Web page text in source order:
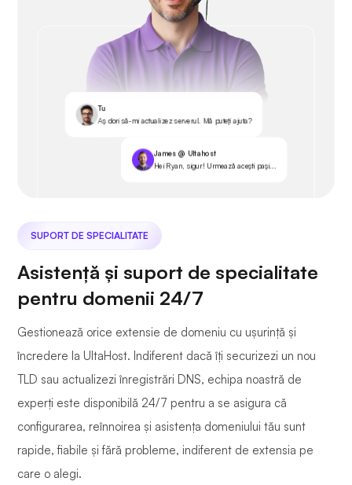
Tu
Aș dori să-mi actualizez serverul. Mă puteți ajuta?
James @ Ultahost
Hei Ryan, sigur! Urmează acești pași...
SUPORT DE SPECIALITATE
Asistență și suport de specialitate
pentru domenii 24/7
Gestionează orice extensie de domeniu cu ușurință și
încredere la UltaHost. Indiferent dacă îți securizezi un nou
TLD sau actualizezi înregistrări DNS, echipa noastră de
experți este disponibilă 24/7 pentru a se asigura că
configurarea, reînnoirea și asistența domeniului tău sunt
rapide, fiabile și fără probleme, indiferent de extensia pe
care o alegi.